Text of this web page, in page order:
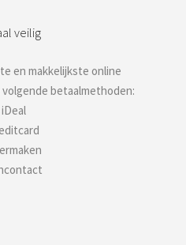
veilig
en makkelijkste online
betaalmethoden: